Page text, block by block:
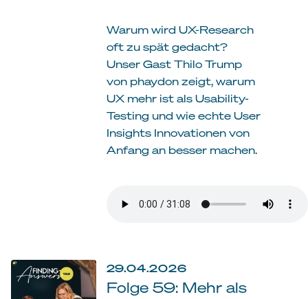
Warum wird UX-Research
oft zu spät gedacht?
Unser Gast Thilo Trump
von phaydon zeigt, warum
UX mehr ist als Usability-
Testing und wie echte User
Insights Innovationen von
Anfang an besser machen.
29.04.2026
Folge 59: Mehr als